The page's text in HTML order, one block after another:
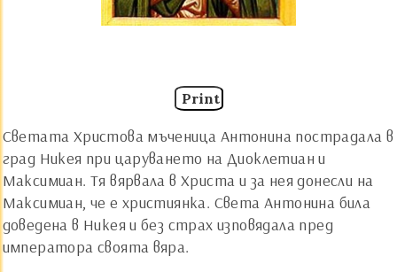
Print
Светата Христова мъченица Антонина пострадала в
град Никея при царуването на Диоклетиан и
Максимиан. Тя вярвала в Христа и за нея донесли на
Максимиан, че е християнка. Света Антонина била
доведена в Никея и без страх изповядала пред
императора своята вяра.